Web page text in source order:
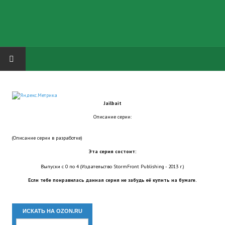
Теневой кардинал для Обливиона
Dungeon Siege 2 Legendary Mod (Русские субтитры)
Jailbait
Описание серии:
(Описание серии в разработке)
Эта серия состоит:
Выпуски с 0 по 4 (Издательство StormFront Publishing - 2013 г.)
Если тебе понравилась данная серия не забудь её купить на бумаге.
ИСКАТЬ НА OZON.RU